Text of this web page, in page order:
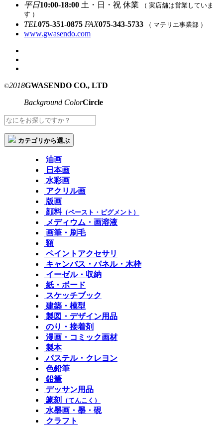
平日10:00-18:00 土・日・祝 休業 （ 実店舗は営業していま
す ）
TEL075-351-0875 FAX075-343-5733 （ マテリエ事業部 ）
www.gwasendo.com
©2018GWASENDO CO., LTD
Background ColorCircle
カテゴリから選ぶ
油画
日本画
水彩画
アクリル画
版画
顔料（ペースト・ピグメント）
メディウム・画溶液
画筆・刷毛
額
ペイントアクセサリ
キャンバス・パネル・木枠
イーゼル・収納
紙・ボード
スケッチブック
建築・模型
製図・デザイン用品
のり・接着剤
漫画・コミック画材
製本
パステル・クレヨン
色鉛筆
鉛筆
デッサン用品
篆刻
（てんこく）
水墨画・墨・硯
クラフト